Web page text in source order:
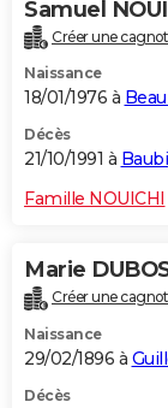
Samuel
Créer une
Naissance
18/01/1976 à
Décès
21/10/1991 à
Famille NOUICHI
Marie
Créer une
Naissance
29/02/1896 à
Décès